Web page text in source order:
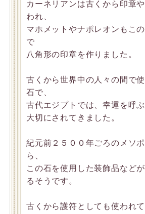
カーネリアンは古くから印章
われ、
マホメットやナポレオンもこ
で
八角形の印章を作りました。
古くから世界中の人々の間で
石で、
古代エジプトでは、幸運を呼ぶ
大切にされてきました。
紀元前２５００年ごろのメソ
ら、
この石を使用した装飾品など
るそうです。
古くから護符としても使われて